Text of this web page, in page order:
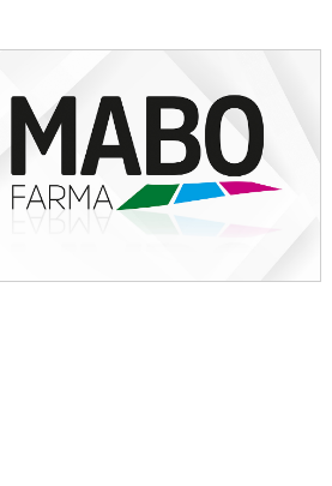
Branding Laboratorio
Farmacéutico